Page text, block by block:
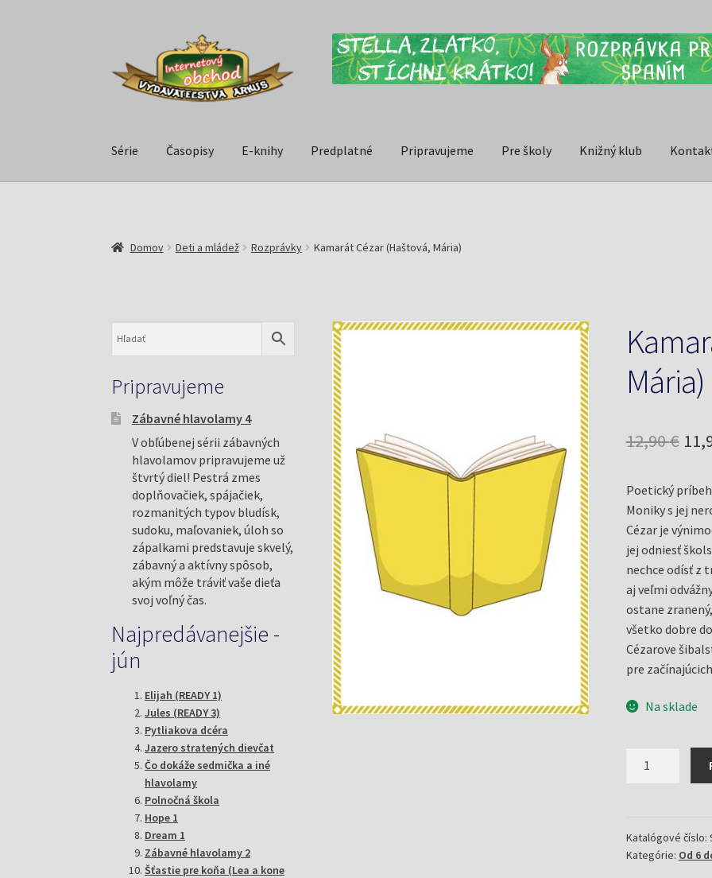
Série Časopisy E-knihy Predplatné Pripravujeme Pre školy Knižný klub
Domov Deti a mládež Rozprávky Kamarát Cézar (Haštová, Mária)
Mária)
12,90€
Poetický
Moniky s jej
Cézar je
jej odniesť
nechce odísť z
aj veľmi
ostane
všetko dobre
Cézarove
pre
Na sklade
Mária)
Katalógové číslo:
Kategórie: Od 6
Pripravujeme
Zábavné hlavolamy 4
V obľúbenej sérii zábavných
hlavolamov pripravujeme už
štvrtý diel! Pestrá zmes
doplňovačiek, spájačiek,
rozmanitých typov bludísk,
sudoku, maľovaniek, úloh so
zápalkami predstavuje skvelý,
zábavný a aktívny spôsob,
akým môže tráviť vaše dieťa
svoj voľný čas.
Najpredávanejšie -
jún
Elijah (READY 1)
Jules (READY 3)
Pytliakova dcéra
Jazero stratených dievčat
Čo dokáže sedmička a iné
hlavolamy
Polnočná škola
Hope 1
Dream 1
Zábavné hlavolamy 2
Šťastie pre koňa (Lea a kone